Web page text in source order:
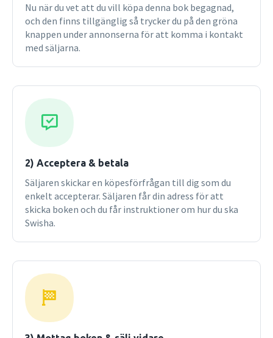
Development Mechanism. Focusing ever more on leading
ideas in both theory and policy, the new edition brings
experimental economics into the main of its discussions. It
features expanded coverage of the monitoring and
enforcement of environmental policy, technological
competition, and subjects such as corporate social
responsibility, bio-fuels, payments for ecosystem services,
and REDD.
Nu när du vet att du vill köpa denna bok begagnad,
och den finns tillgänglig så trycker du på den gröna
knappen under annonserna för att komma i kontakt
med säljarna.
2) Acceptera & betala
Säljaren skickar en köpesförfrågan till dig som du
enkelt accepterar. Säljaren får din adress för att
skicka boken och du får instruktioner om hur du ska
Swisha.